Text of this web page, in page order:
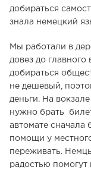
добираться
знала немецкий
Мы работали в
довез до
добираться
не дешевый,
деньги. На
нужно брать
автомате
помощи у
переживать.
радостью